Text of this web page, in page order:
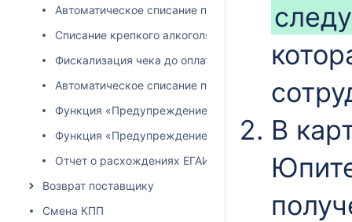
Автоматическое списание пива (автопиво) для iiko
Списание крепкого алкоголя на банкет в R-Keeper
Фискализация чека до оплаты в iiko
Автоматическое списание пива (автопиво по ЧЗ) по
Функция «Предупреждение при дефиците» для iiko
Функция «Предупреждение при дефиците» для R-
Отчет о расхождениях ЕГАИС
Возврат поставщику
Смена КПП
В